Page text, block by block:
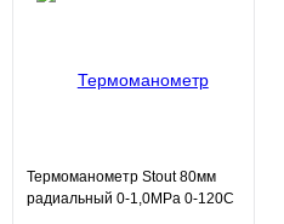
Термоманометр Stout 80мм
радиальный 0-1,0МРа 0-120С